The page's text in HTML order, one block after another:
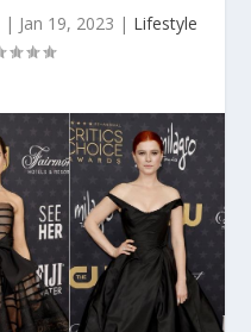
| Jan 19, 2023 | Lifestyle